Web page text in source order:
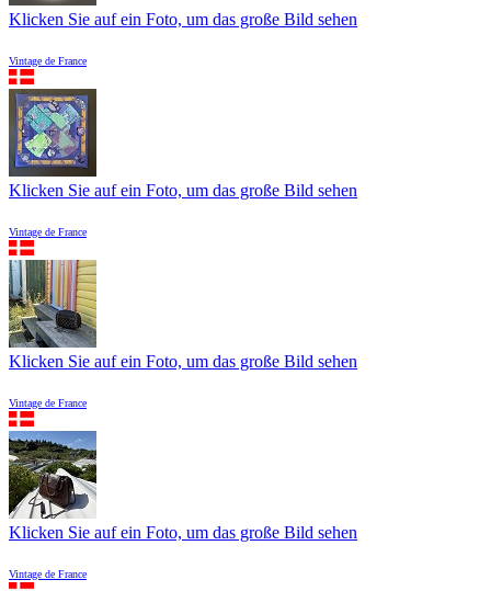
Klicken Sie auf ein Foto, um das große Bild sehen
Vintage de France
Klicken Sie auf ein Foto, um das große Bild sehen
Vintage de France
Klicken Sie auf ein Foto, um das große Bild sehen
Vintage de France
Klicken Sie auf ein Foto, um das große Bild sehen
Vintage de France